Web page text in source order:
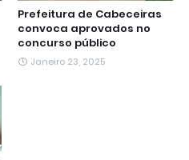
Prefeitura de Cabeceiras
convoca aprovados no
concurso público
Janeiro 23, 2025